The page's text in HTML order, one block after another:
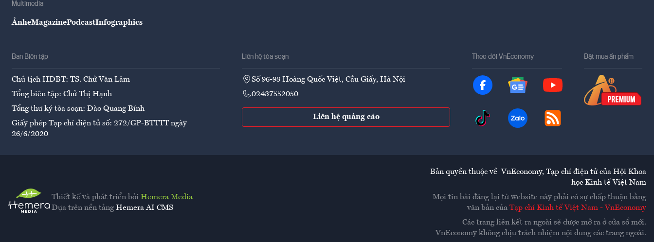
Multimedia
ẢnheMagazinePodcastInfographics
Ban Biên tập
Chủ tịch HĐBT: TS. Chử Văn Lâm
Tổng biên tập: Chử Thị Hạnh
Tổng thư ký tòa soạn: Đào Quang Bính
Giấy phép Tạp chí điện tử số: 272/GP-BTTTT ngày
26/6/2020
Liên hệ tòa soạn
Số 96-98 Hoàng Quốc Việt, Cầu Giấy, Hà Nội
02437552050
Liên hệ quảng cáo
Theo dõi VnEconomy Đặt mua ấn phẩm
Thiết kế và phát triển bởi Hemera Media
Dựa trên nền tảng Hemera AI CMS
Bản quyền thuộc về VnEconomy, Tạp chí điện tử của Hội Khoa
học Kinh tế Việt Nam
Mọi tin bài đăng lại từ website này phải có sự chấp thuận bằng
văn bản của Tạp chí Kinh tế Việt Nam - VnEconomy
Các trang liên kết ra ngoài sẽ được mở ra ở cửa sổ mới.
VnEconomy không chịu trách nhiệm nội dung các trang ngoài.